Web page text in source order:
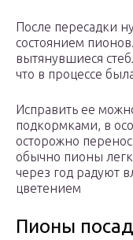
После пересадки
состоянием
вытянувшиеся
что в процессе
Исправить ее
подкормками, в
осторожно
обычно пионы
через год радуют
цветением
Пионы